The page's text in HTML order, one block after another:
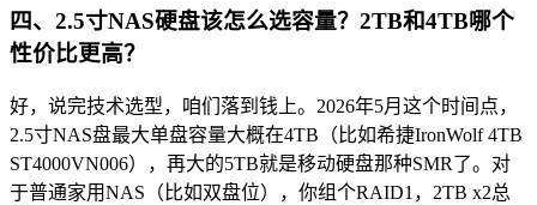
四、2.5寸NAS硬盘该怎么选容量？2TB和4TB哪个
性价比更高？
好，说完技术选型，咱们落到钱上。2026年5月这个时间点，
2.5寸NAS盘最大单盘容量大概在4TB（比如希捷IronWolf 4TB
ST4000VN006），再大的5TB就是移动硬盘那种SMR了。对
于普通家用NAS（比如双盘位），你组个RAID1，2TB x2总